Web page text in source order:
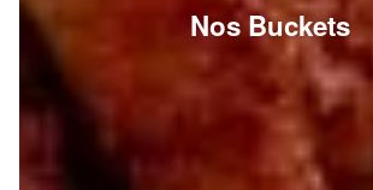
Nos Buckets